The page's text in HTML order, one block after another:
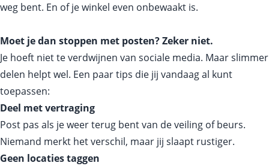
weg bent. En of je winkel even onbewaakt is.
Moet je dan stoppen met posten? Zeker niet.
Je hoeft niet te verdwijnen van sociale media. Maar slimmer
delen helpt wel. Een paar tips die jij vandaag al kunt
toepassen:
Deel met vertraging
Post pas als je weer terug bent van de veiling of beurs.
Niemand merkt het verschil, maar jij slaapt rustiger.
Geen locaties taggen